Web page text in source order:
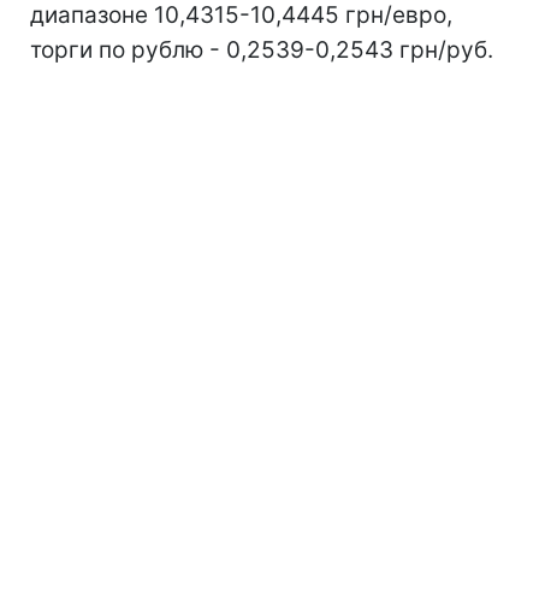
диапазоне 10,4315-10,4445 грн/евро,
торги по рублю - 0,2539-0,2543 грн/руб.